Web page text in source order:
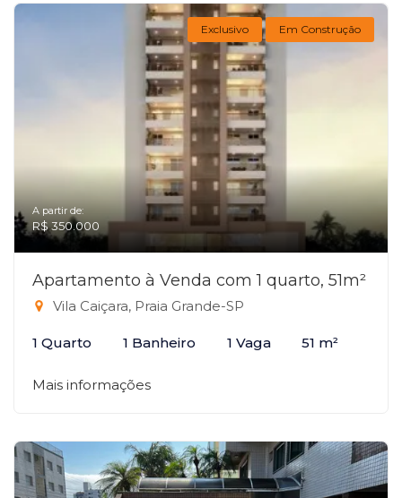
Exclusivo Em Construção
A partir de:
R$ 350.000
Apartamento à Venda com 1 quarto, 51m²
Vila Caiçara, Praia Grande-SP
1 Quarto 1 Banheiro 1 Vaga 51 m²
Mais informações